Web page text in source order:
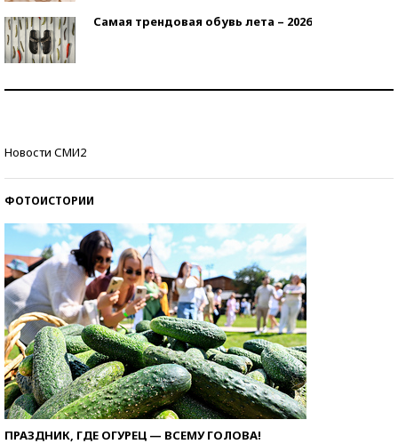
Самая трендовая обувь лета – 2026
Новости СМИ2
ФОТОИСТОРИИ
ПРАЗДНИК, ГДЕ ОГУРЕЦ — ВСЕМУ ГОЛОВА!